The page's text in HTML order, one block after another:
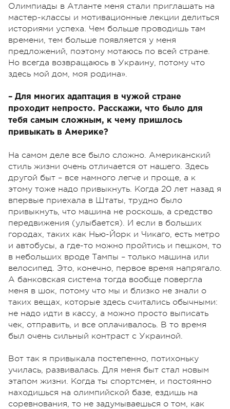
Олимпиады в Атланте меня стали приглашать на
мастер-классы и мотивационные лекции делиться
историями успеха. Чем больше проводишь там
времени, тем больше появляется у меня
предложений, поэтому мотаюсь по всей стране.
Но всегда возвращаюсь в Украину, потому что
здесь мой дом, моя родина».
– Для многих адаптация в чужой стране
проходит непросто. Расскажи, что было для
тебя самым сложным, к чему пришлось
привыкать в Америке?
На самом деле все было сложно. Американский
стиль жизни очень отличается от нашего. Здесь
другой быт – все намного легче и проще, а к
этому тоже надо привыкнуть. Когда 20 лет назад я
впервые приехала в Штаты, трудно было
привыкнуть, что машина не роскошь, а средство
передвижения (улыбается). И если в больших
городах, таких как Нью-Йорк и Чикаго, есть метро
и автобусы, а где-то можно пройтись и пешком, то
в небольших вроде Тампы – только машина или
велосипед. Это, конечно, первое время напрягало.
А банковская система тогда вообще повергла
меня в шок, потому что мы и близко не знали о
таких вещах, которые здесь считались обычными:
не надо идти в кассу, а можно просто выписать
чек, отправить, и все оплачивалось. В то время
был очень сильный контраст с Украиной.
Вот так я привыкала постепенно, потихоньку
училась, развивалась. Для меня быт стал новым
этапом жизни. Когда ты спортсмен, и постоянно
находишься на олимпийской базе, ездишь на
соревнования, то не задумываешься о том, как